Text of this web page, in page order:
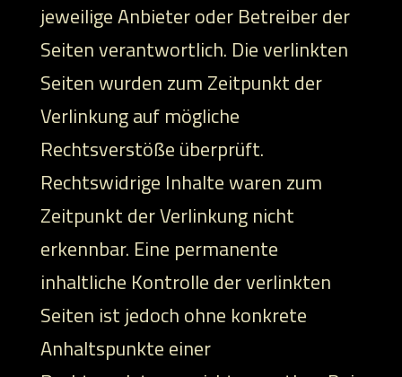
jeweilige Anbieter oder Betreiber der
Seiten verantwortlich. Die verlinkten
Seiten wurden zum Zeitpunkt der
Verlinkung auf mögliche
Rechtsverstöße überprüft.
Rechtswidrige Inhalte waren zum
Zeitpunkt der Verlinkung nicht
erkennbar. Eine permanente
inhaltliche Kontrolle der verlinkten
Seiten ist jedoch ohne konkrete
Anhaltspunkte einer